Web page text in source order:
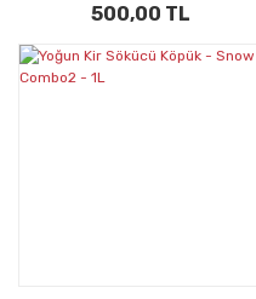
500,00 TL